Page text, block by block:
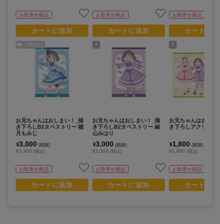
お取寄せ商品
カートに追加
人気No. 2
お兄ちゃんはおしまい！_描
き下ろしB2タペストリー 穂
月もみじ
¥3,000 (税抜)
¥3,300 (税込)
お取寄せ商品
カートに追加
お取寄せ商品
カートに追加
4
お兄ちゃんはおしまい！_描
き下ろしB2タペストリー 緒
山みはり
¥3,000 (税抜)
¥3,300 (税込)
お取寄せ商品
カートに追加
お取寄せ商品
カートに
6
お兄ちゃんはおしま
き下ろしアクリルパ
¥1,800 (税抜)
¥1,980 (税込)
お取寄せ商品
カートに